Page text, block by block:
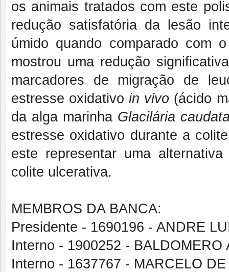
os animais tratados com este
redução satisfatória da lesão
úmido quando comparado com
mostrou uma redução
marcadores de migração de
estresse oxidativoin vivo (ácido
da alga marinha Glacilária
estresse oxidativo durante a
este representar uma
colite ulcerativa.
MEMBROS DA BANCA:
Presidente - 1690196 - ANDRE
Interno - 1900252 - BALDOMERO
Interno - 1637767 - MARCELO